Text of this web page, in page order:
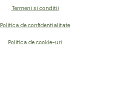
Termeni si conditii
Politica de confidentialitate
Politica de cookie-uri